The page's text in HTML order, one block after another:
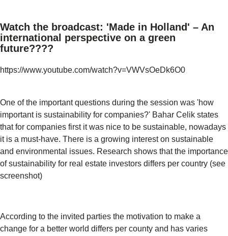
Watch the broadcast: 'Made in Holland' – An
international perspective on a green
future????
https://www.youtube.com/watch?v=VWVsOeDk6O0
One of the important questions during the session was 'how
important is sustainability for companies?' Bahar Celik states
that for companies first it was nice to be sustainable, nowadays
it is a must-have. There is a growing interest on sustainable
and environmental issues. Research shows that the importance
of sustainability for real estate investors differs per country (see
screenshot)
According to the invited parties the motivation to make a
change for a better world differs per county and has varies